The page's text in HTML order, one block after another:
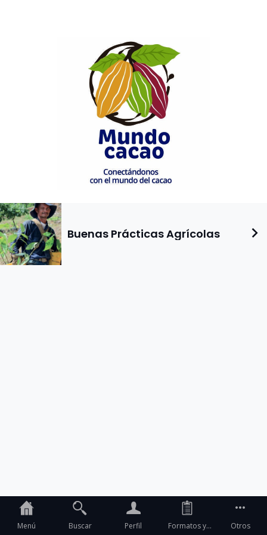
Buenas Prácticas Agrícolas
Menú Buscar Perfil
Formatos y
Otros